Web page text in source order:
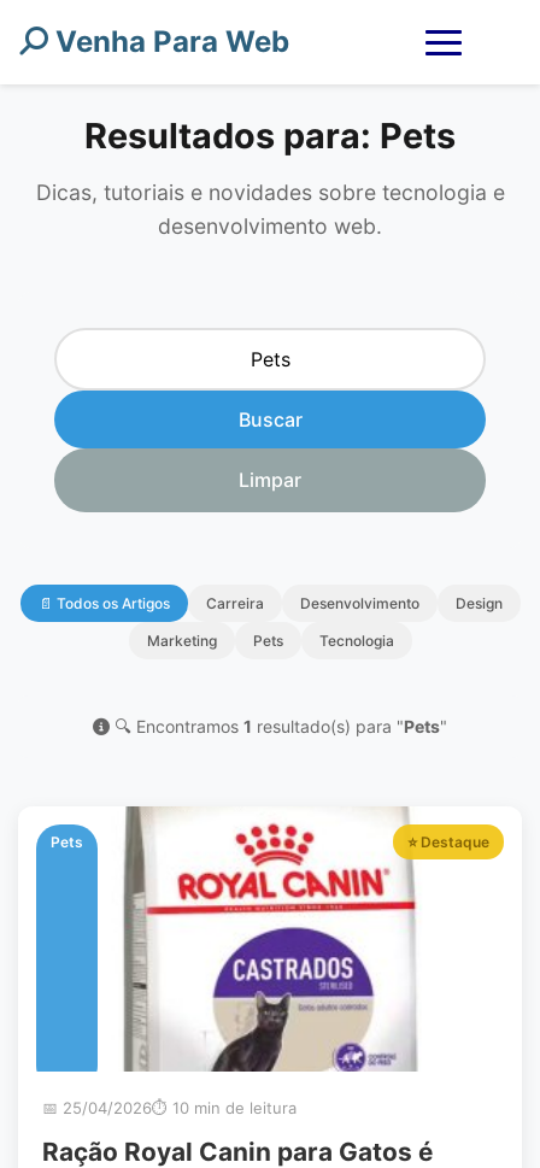
Venha Para Web
Resultados para: Pets
Dicas, tutoriais e novidades sobre tecnologia e
desenvolvimento web.
Buscar
Limpar
📄 Todos os Artigos Carreira Desenvolvimento Design
Marketing Pets Tecnologia
🔍 Encontramos 1 resultado(s) para "Pets"
Pets ⭐ Destaque
📅 25/04/2026⏱️ 10 min de leitura
Ração Royal Canin para Gatos é